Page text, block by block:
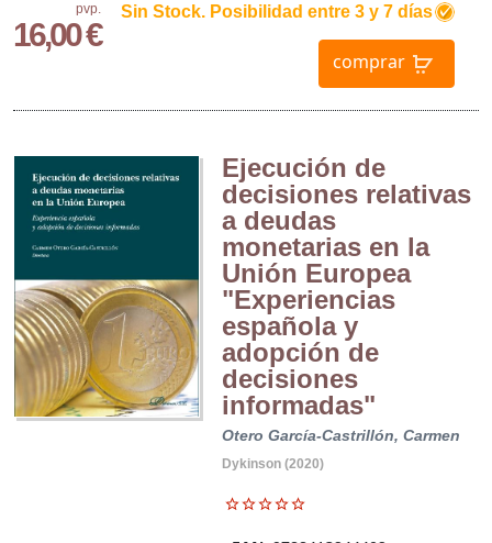
pvp.
16,00 €
Sin Stock. Posibilidad entre 3 y 7 días
comprar
Ejecución de
decisiones relativas
a deudas
monetarias en la
Unión Europea
"Experiencias
española y
adopción de
decisiones
informadas"
Otero García-Castrillón, Carmen
Dykinson (2020)